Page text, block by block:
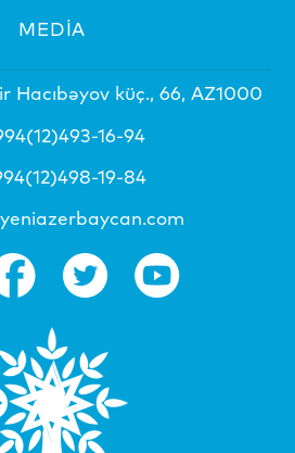
MEDİA
Hacıbəyov küç., 66, AZ1000
16-94
19-84